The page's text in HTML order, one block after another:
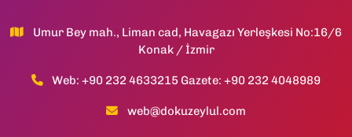
Umur Bey mah., Liman cad, Havagazı Yerleşkesi No:16/6
Konak / İzmir
Web: +90 232 4633215 Gazete: +90 232 4048989
web@dokuzeylul.com